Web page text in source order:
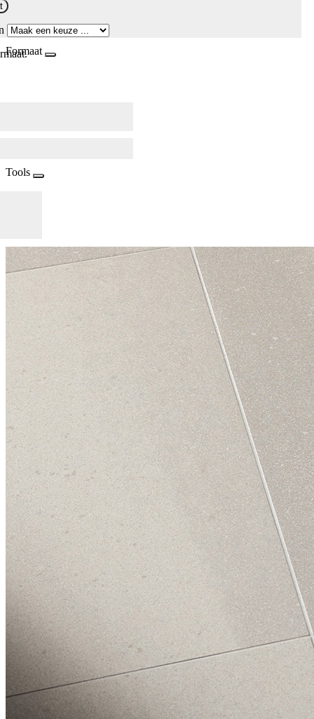
Formaat
Tools